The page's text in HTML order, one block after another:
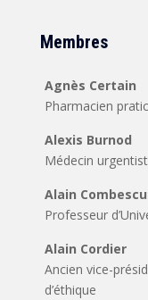
Membres
Agnès Certain
Pharmacien
Alexis Burnod
Médecin
Alain
Professeur
Alain Cordier
Ancien vice-
d’éthique